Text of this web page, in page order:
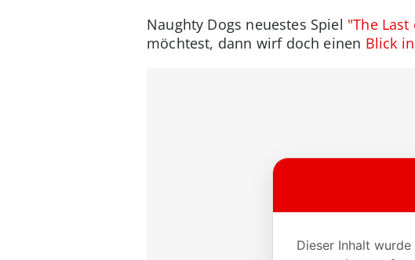
Naughty Dogs neuestes Spiel "The
möchtest, dann wirf doch einen Blick